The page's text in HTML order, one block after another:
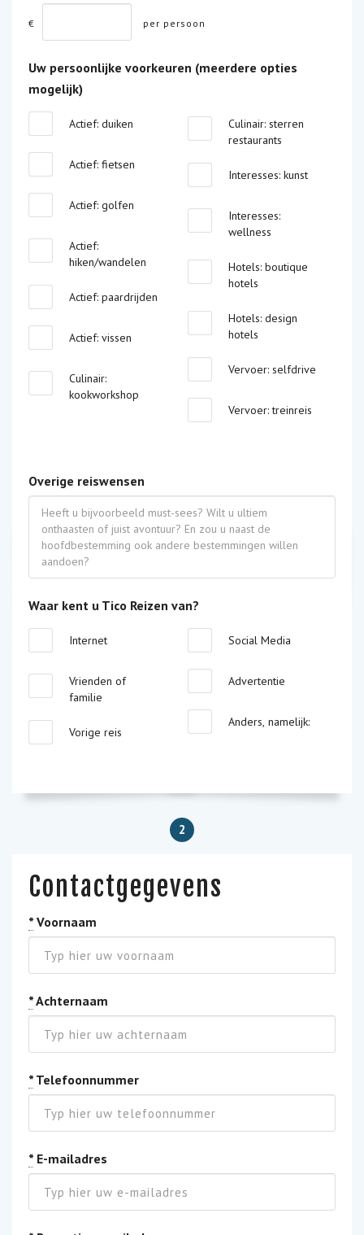
€ per persoon
Uw persoonlijke voorkeuren (meerdere opties
mogelijk)
Actief: duiken
Actief: fietsen
Actief: golfen
Actief:
hiken/wandelen
Actief: paardrijden
Actief: vissen
Culinair:
kookworkshop
Culinair: sterren
restaurants
Interesses: kunst
Interesses:
wellness
Hotels: boutique
hotels
Hotels: design
hotels
Vervoer: selfdrive
Vervoer: treinreis
Overige reiswensen
Waar kent u Tico Reizen van?
Internet
Vrienden of
familie
Vorige reis
Social Media
Advertentie
Anders, namelijk:
2
Contactgegevens
* Voornaam
*Achternaam
* Telefoonnummer
* E-mailadres